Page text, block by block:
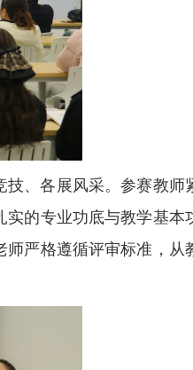
、各展风采。参赛教师
的专业功底与教学基本
严格遵循评审标准，从